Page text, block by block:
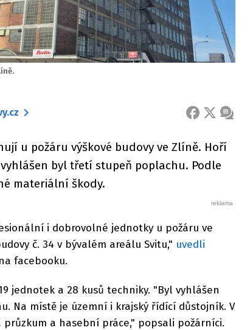
FACEBOOK
X
u požáru výškové budovy ve Zlíně. Hoří
byl třetí stupeň poplachu. Podle
materiální škody.
i dobrovolné jednotky u požáru ve
č. 34 v bývalém areálu Svitu," uvedli
facebooku.
jednotek a 28 kusů techniky. "Byl vyhlášen
Na místě je územní i krajský řídící důstojník. V
a hasební práce," popsali požárníci.